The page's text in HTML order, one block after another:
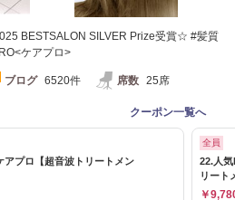
BESTSALON SILVER Prize受賞☆ #髪質
ケアプロ>
ブログ 6520件 席数 25席
クーポン一覧へ
アプロ【超音波トリートメン
全員
22.人
リート
￥